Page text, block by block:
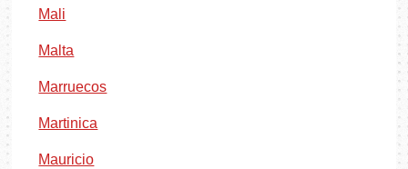
Mali
Malta
Marruecos
Martinica
Mauricio